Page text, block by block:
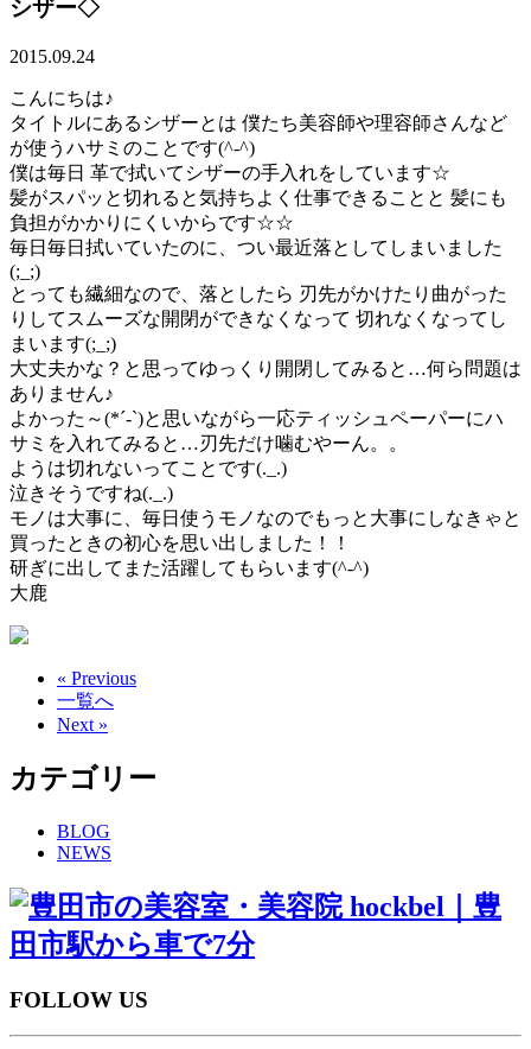
シザー◇
2015.09.24
こんにちは♪
タイトルにあるシザーとは 僕たち美容師や理容師さんなど
が使うハサミのことです(^-^)
僕は毎日 革で拭いてシザーの手入れをしています☆
髪がスパッと切れると気持ちよく仕事できることと 髪にも
負担がかかりにくいからです☆☆
毎日毎日拭いていたのに、つい最近落としてしまいました
(;_;)
とっても繊細なので、落としたら 刃先がかけたり曲がった
りしてスムーズな開閉ができなくなって 切れなくなってし
まいます(;_;)
大丈夫かな？と思ってゆっくり開閉してみると…何ら問題は
ありません♪
よかった～(*´-`)と思いながら一応ティッシュペーパーにハ
サミを入れてみると…刃先だけ噛むやーん。。
ようは切れないってことです(._.)
泣きそうですね(._.)
モノは大事に、毎日使うモノなのでもっと大事にしなきゃと
買ったときの初心を思い出しました！！
研ぎに出してまた活躍してもらいます(^-^)
大鹿
« Previous
一覧へ
Next »
カテゴリー
BLOG
NEWS
FOLLOW US